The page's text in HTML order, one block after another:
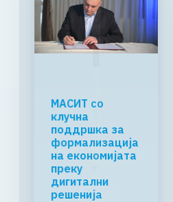
МАСИТ со
клучна
поддршка за
формализација
на економијата
преку
дигитални
решенија